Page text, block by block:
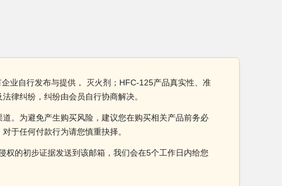
业自行发布与提供， 灭火剂；HFC-125产品真实性、准
律纠纷，纠纷由会员自行协商解决。
。为避免产生购买风险，建议您在购买相关产品前务必
于任何付款行为请您慎重抉择。
的初步证据发送到该邮箱，我们会在5个工作日内给您